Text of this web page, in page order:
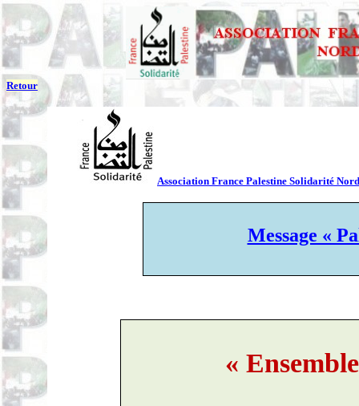
Retour
Association France Palestine Solidarité
Message «
«